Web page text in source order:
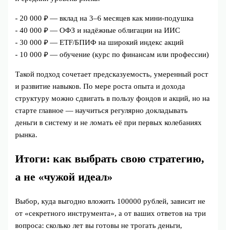
- 20 000 ₽ — вклад на 3–6 месяцев как мини-подушка
- 40 000 ₽ — ОФЗ и надёжные облигации на ИИС
- 30 000 ₽ — ETF/БПИФ на широкий индекс акций
- 10 000 ₽ — обучение (курс по финансам или профессии)
Такой подход сочетает предсказуемость, умеренный рост
и развитие навыков. По мере роста опыта и дохода
структуру можно сдвигать в пользу фондов и акций, но на
старте главное — научиться регулярно докладывать
деньги в систему и не ломать её при первых колебаниях
рынка.
Итоги: как выбрать свою стратегию,
а не «чужой идеал»
Выбор, куда выгодно вложить 100000 рублей, зависит не
от «секретного инструмента», а от ваших ответов на три
вопроса: сколько лет вы готовы не трогать деньги,